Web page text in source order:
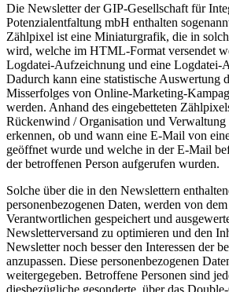
Die Newsletter der GIP-Gesellschaft für
Potenzialentfaltung mbH enthalten
Zählpixel ist eine Miniaturgrafik, die in
wird, welche im HTML-Format versendet
Logdatei-Aufzeichnung und eine Logdatei-
Dadurch kann eine statistische Auswertung
Misserfolges von Online-Marketing-
werden. Anhand des eingebetteten
Rückenwind / Organisation und Verwaltung
erkennen, ob und wann eine E-Mail von
geöffnet wurde und welche in der E-Mail
der betroffenen Person aufgerufen wurden.
Solche über die in den Newslettern
personenbezogenen Daten, werden von
Verantwortlichen gespeichert und
Newsletterversand zu optimieren und den
Newsletter noch besser den Interessen der
anzupassen. Diese personenbezogenen
weitergegeben. Betroffene Personen sind
diesbezügliche gesonderte, über das